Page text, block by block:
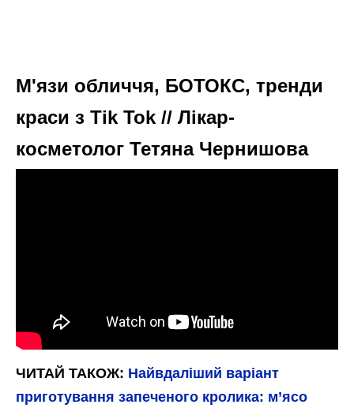
М'язи обличчя, БОТОКС, тренди
краси з Tik Tok // Лікар-
косметолог Тетяна Чернишова
ЧИТАЙ ТАКОЖ: Найвдаліший варіант
приготування запеченого кролика: м’ясо